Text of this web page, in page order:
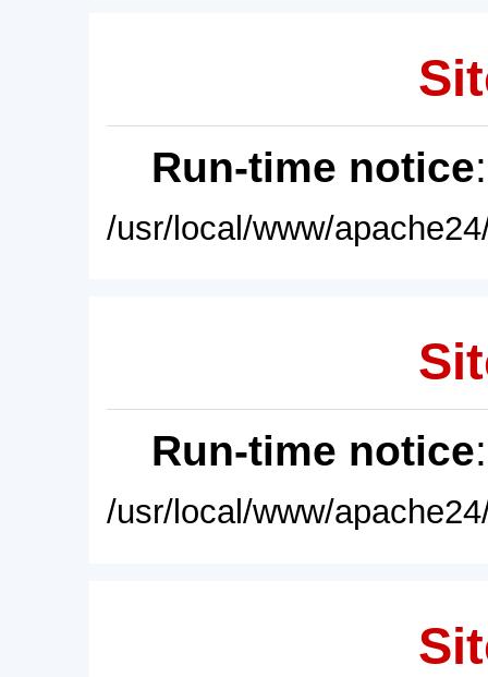
Run-time notice
/usr/local/www/
Run-time notice
/usr/local/www/